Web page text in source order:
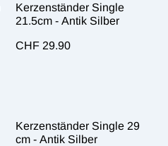
Kerzenständer Single
21.5cm - Antik Silber
CHF 29.90
Kerzenständer Single 29
cm - Antik Silber